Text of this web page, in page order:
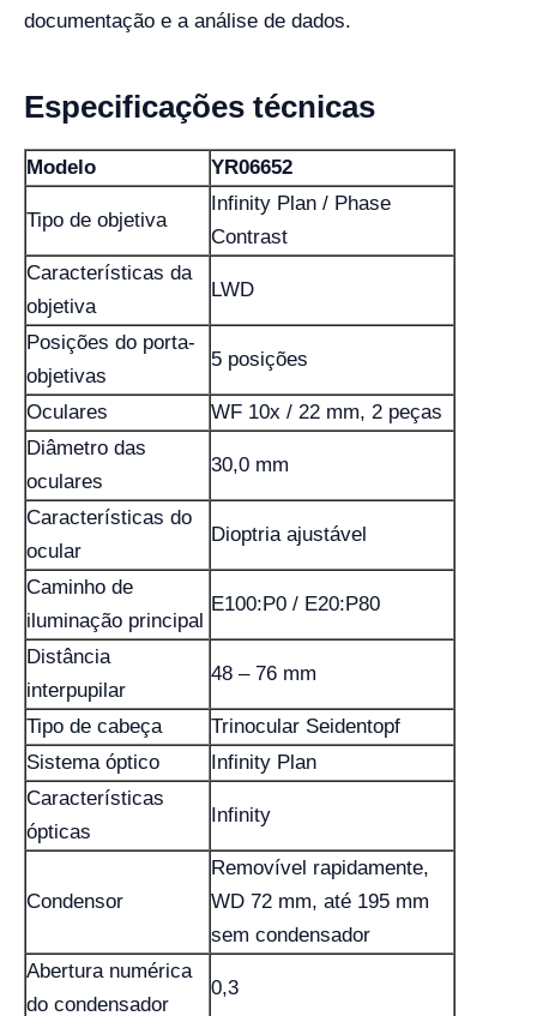
documentação e a análise de dados.
Especificações técnicas
Modelo YR06652
Tipo de objetiva
Infinity Plan / Phase
Contrast
Características da
objetiva
LWD
Posições do porta-
objetivas
5 posições
Oculares
WF 10x / 22 mm, 2 peças
Diâmetro das
oculares
30,0 mm
Características do
ocular
Dioptria ajustável
Caminho de
iluminação principal
E100:P0 / E20:P80
Distância
interpupilar
48 – 76 mm
Tipo de cabeça
Trinocular Seidentopf
Sistema óptico
Infinity Plan
Características
ópticas
Infinity
Condensor
Removível rapidamente,
WD 72 mm, até 195 mm
sem condensador
Abertura numérica
do condensador
0,3